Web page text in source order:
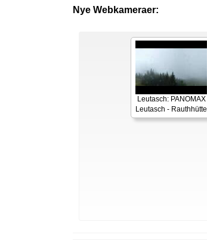
Nye Webkameraer:
Leutasch: PANOMAX
Leutasch - Rauthhütte